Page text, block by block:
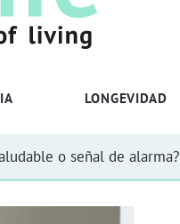
LONGEVIDAD
o señal de alarma?